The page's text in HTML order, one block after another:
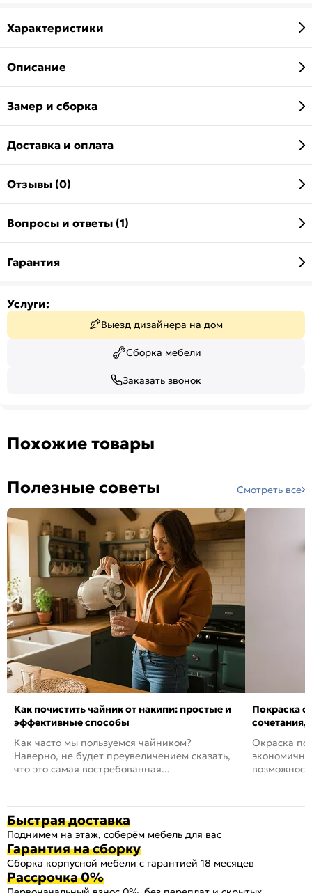
Характеристики
Описание
Замер и сборка
Доставка и оплата
Отзывы (0)
Вопросы и ответы (1)
Гарантия
Услуги:
Выезд дизайнера на дом
Сборка мебели
Заказать звонок
Похожие товары
Полезные советы Смотреть все
Как почистить чайник от накипи: простые и
эффективные способы
Как часто мы пользуемся чайником?
Наверно, не будет преувеличением сказать,
что это самая востребованная...
Покраска
сочетания,
Окраска
Быстрая доставка
Поднимем на этаж, соберём мебель для вас
Гарантия на сборку
Сборка корпусной мебели с гарантией 18 месяцев
Рассрочка 0%